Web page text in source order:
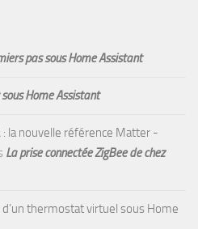
pas sous Home Assistant
Home Assistant
: la nouvelle référence Matter -
La prise connectée ZigBee de chez
d’un thermostat virtuel sous Home